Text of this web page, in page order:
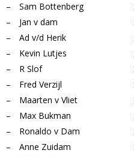
–
Sam Bottenberg
–
Jan v dam
–
Ad v/d Herik
–
Kevin Lutjes
–
R Slof
–
Fred Verzijl
–
Maarten v Vliet
–
Max Bukman
–
Ronaldo v Dam
–
Anne Zuidam